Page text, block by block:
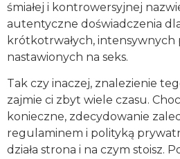
śmiałej i kontrowersyjnej
autentyczne doświadczenia
krótkotrwałych, intensywnych
nastawionych na seks.
Tak czy inaczej, znalezienie
zajmie ci zbyt wiele czasu.
konieczne, zdecydowanie
regulaminem i polityką
działa strona i na czym stoisz.